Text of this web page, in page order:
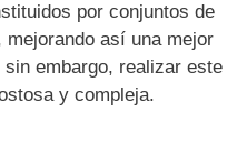
por conjuntos de
mejorando así una mejor
embargo, realizar este
y compleja.